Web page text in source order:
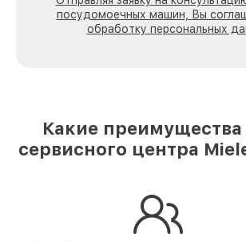
посудомоечных машин, Вы
обработку персональных
Какие
сервисного центра